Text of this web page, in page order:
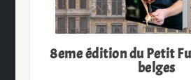
8eme édition du Petit
belges